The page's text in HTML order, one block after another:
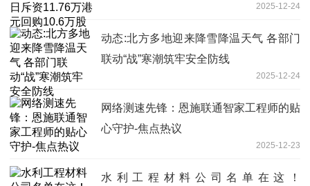
2025-12-24
动态:北方多地迎来降雪降温天气 各部门
联动“战”寒潮筑牢安全防线
2025-12-24
网络测速先锋：恩施联通智家工程师的贴
心守护-焦点热议
2025-12-23
水利工程材料公司名单在这！